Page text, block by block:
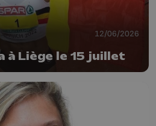
12/06/2026
à Liège le 15 juillet